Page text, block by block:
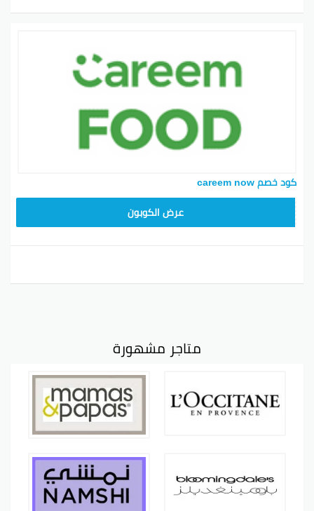
كود خصم careem now
عرض الكوبون
متاجر مشهورة